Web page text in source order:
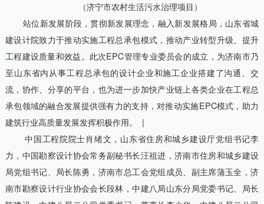
（济宁市农村生活污水治理项目）
站位新发展阶段，贯彻新发展理念，融入新发展格局，山东省城
建设计院致力于推动实施工程总承包模式，推动产业转型升级、提升
工程建设质量和效益。此次EPC管理专业委员会的成立，为济南市乃
至山东省内从事工程总承包的设计企业和施工企业搭建了沟通、交
流，协作、分享的平台，也为进一步加快产业链上各类企业在工程总
承包领域的融合发展提供强有力的支持，对推动实施EPC模式，助力
建筑行业高质量发展发挥积极作用。 |
中国工程院院士肖绪文，山东省住房和城乡建设厅党组书记李
力，中国勘察设计协会常务副秘书长汪祖进，济南市住房和城乡建设
局党组书记、局长陈勇，济南市总工会党组成员、副主席蒲玉全，济
南市勘察设计行业协会会长段林，中建八局山东分局党委书记、局长